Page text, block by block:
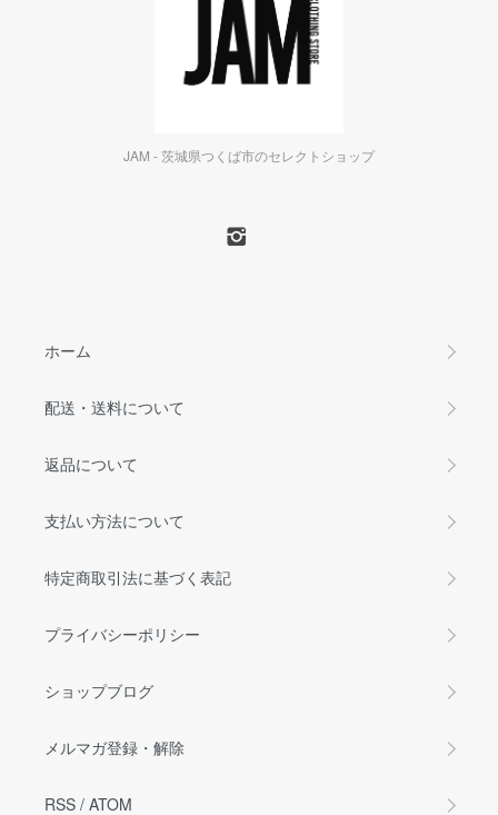
JAM - 茨城県つくば市のセレクトショップ
ホーム
配送・送料について
返品について
支払い方法について
特定商取引法に基づく表記
プライバシーポリシー
ショップブログ
メルマガ登録・解除
RSS / ATOM